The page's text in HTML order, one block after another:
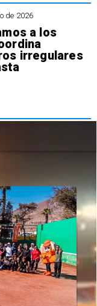
de 2026
a los
irregulares